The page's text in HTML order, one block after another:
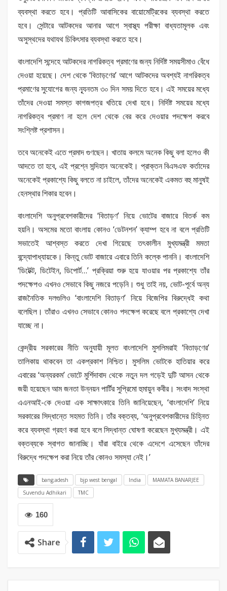
ব্যবস্থা করতে হবে। প্রতিটি আবাসিকের বায়োমেট্রিকের ব্যবস্থা করতে
হবে। সেন্টারে আটকদের আনার আগে স্বাস্থ্য পরীক্ষা বাধ্যতামূলক এবং
অসুস্থদের যথাযথ চিকিৎসার ব্যবস্থা করতে হবে।
বাংলাদেশি সন্দেহে আটকদের নাগরিকত্ব প্রমাণের জন্য নির্দিষ্ট সময়সীমাও বেঁধে
দেওয়া হয়েছে। দেশ থেকে ‘বিতাড়ণের’ আগে আটকদের অবশ্যই নাগরিকত্ব
প্রমাণের সুযোগের জন্য ন্যূনতম ৩০ দিন সময় দিতে হবে। এই সময়ের মধ্যে
তাঁদের দেওয়া সমস্ত কাগজপত্র খতিয়ে দেখা হবে। নির্দিষ্ট সময়ের মধ্যে
নাগরিকত্ব প্রমাণ না হলে দেশ থেকে বের করে দেওয়ার পদক্ষেপ করবে
সংশ্লিষ্ট প্রশাসন।
তবে অনেকেই এতে প্রমাদ গুণছেন। খাতায় কলমে অনেক কিছু বলা হলেও কী
আদতে তা হবে, এই প্রশ্নে সন্দিহান অনেকেই। প্রাক্তন বিএসএফ কর্তাদের
অনেকেই প্রকাশ্যে কিছু বলতে না চাইলে, তাঁদের অনেকেই একমত বহু মানুষই
হেনস্থার শিকার হবেন।
বাংলাদেশি অনুপ্রবেশকারীদের ‘বিতাড়ণ’ নিয়ে ভোটের বাজারে বিতর্ক কম
হয়নি। অসমের মতো বাংলায় কোনও ‘ডেটনশন’ ক্যাম্প হবে না বলে প্রতিটি
সভাতেই আশ্বস্ত করতে দেখা গিয়েছে তৎকালীন মুখ্যমন্ত্রী মমতা
বন্দ্যোপাধ্যায়কে। কিন্তু ভোট বাজারে এবারে তিনি কল্কে পাননি। বাংলাদেশি
‘ডিটেক্ট, ডিটেইন, ডিপোর্ট…’ প্রক্রিয়া শুরু হয়ে যাওয়ার পর প্রকাশ্যে তাঁর
পদক্ষেপও এখনও সেভাবে কিছু নজরে পড়েনি। শুধু তাই নয়, ভোট-পূর্বে অন্য
রাজনৈতিক দলগুলিও ‘বাংলাদেশি বিতাড়ণ’ নিয়ে বিজেপির বিরুদ্ধেই কথা
বলেছিল। তাঁরাও এখনও সেভাবে কোনও পদক্ষেপ করেছে বলে প্রকাশ্যে দেখা
যাচ্ছে না।
কেন্দ্রীয় সরকারের নীতি অনুযায়ী মূলত বাংলাদেশি মুসলিমরাই ‘বিতাড়ণের’
তালিকায় থাকবেন তা একপ্রকাশ নিশ্চিত। মুসলিম ভোটকে হাতিয়ার করে
এবারের ‘অন্যরকম’ ভোটে মুর্শিদাবাদ থেকে নতুন দল গড়েই দুটি আসন থেকে
জয়ী হয়েছেন আম জনতা উন্নয়ন পার্টির সুপ্রিমো হুমায়ুন কবীর। সংবাদ সংস্থা
এএনআই-কে দেওয়া এক সাক্ষাৎকারে তিনি জানিয়েছেন, ‘বাংলাদেশি’ নিয়ে
সরকারের সিদ্ধান্তে সহমত তিনি। তাঁর বক্তব্য, ‘অনুপ্রবেশকারীদের চিহ্নিত
করে ব্যবস্থা গ্রহণ করা হবে বলে সিদ্ধান্ত ঘোষণা করেছেন মুখ্যমন্ত্রী। এই
বক্তব্যকে স্বাগত জানাচ্ছি। যাঁরা বাইরে থেকে এদেশে এসেছেন তাঁদের
বিরুদ্ধে পদক্ষেপ করা নিয়ে তাঁর কোনও সমস্যা নেই।’
bang;adesh bjp west bengal India
MAMATA BANARJEE
Suvendu Adhikari
TMC
160
Share